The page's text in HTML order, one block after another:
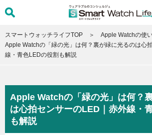
スマートウォッチライフTOP
Apple Watchの使
Apple Watchの「緑の光」は何？裏が緑に光るのは心
線・青色LEDの役割も解説
Apple Watchの「緑の光」は何？
は心拍センサーのLED｜赤外線・
も解説